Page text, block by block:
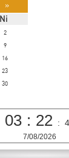
»
Ni
2
9
16
23
30
03 : 22 :
7/08/2026